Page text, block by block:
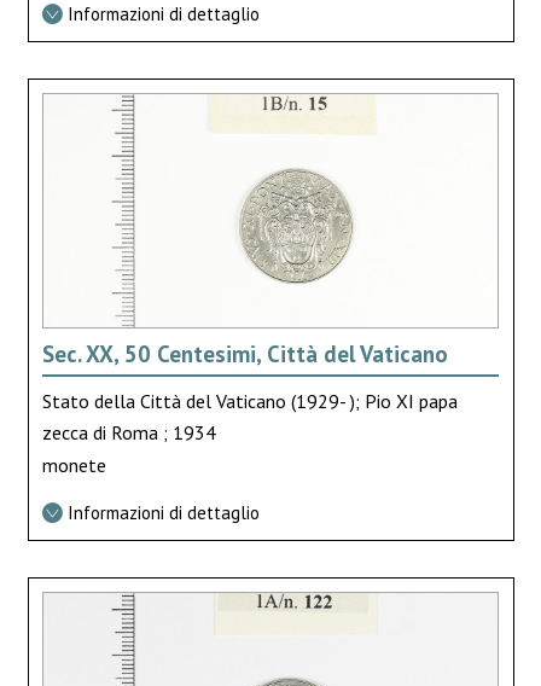
Informazioni di dettaglio
Sec. XX, 50 Centesimi, Città del Vaticano
Stato della Città del Vaticano (1929- ); Pio XI papa
zecca di Roma ; 1934
monete
Informazioni di dettaglio